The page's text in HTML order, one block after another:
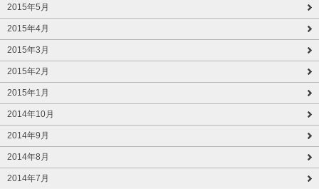
2015年5月
2015年4月
2015年3月
2015年2月
2015年1月
2014年10月
2014年9月
2014年8月
2014年7月